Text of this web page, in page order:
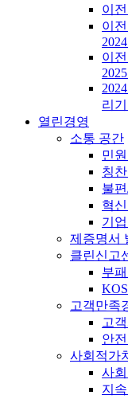
이
이
이
리
열린경영
소통 공간
민
칭
불
혁
기
제증명서
클린신고
부
고객만족
고
안
사회적가
사
지